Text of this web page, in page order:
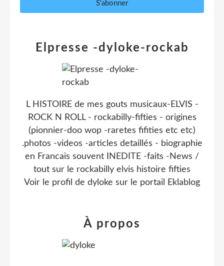
Elpresse -dyloke-rockab
L HISTOIRE de mes gouts musicaux-ELVIS -
ROCK N ROLL - rockabilly-fifties - origines
(pionnier-doo wop -raretes fifities etc etc)
.photos -videos -articles detaillés - biographie
en Francais souvent INEDITE -faits -News /
tout sur le rockabilly elvis histoire fifties
Voir le profil de dyloke sur le portail Eklablog
À propos